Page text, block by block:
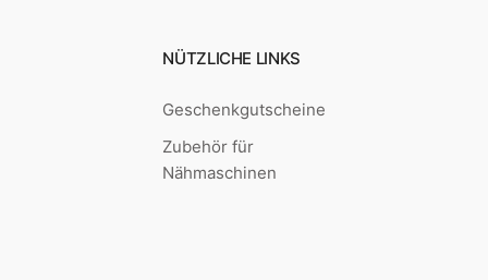
NÜTZLICHE LINKS
Geschenkgutscheine
Zubehör für
Nähmaschinen